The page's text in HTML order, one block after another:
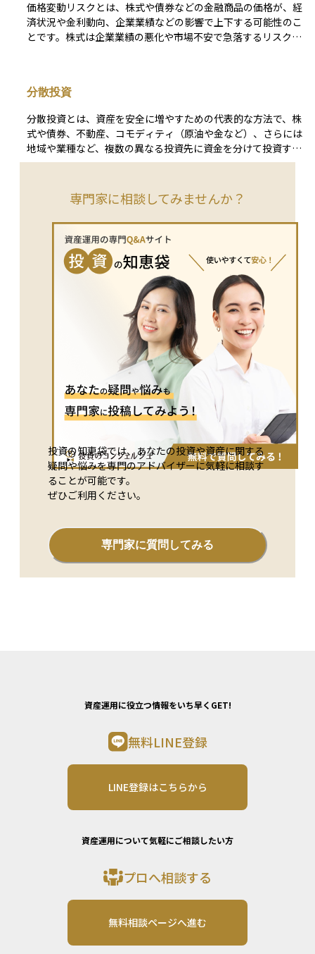
の間で広く活用されています。 こうしたリスクに備えるうえ
での基本は、ポートフォリオ全体の分散です。業種や地域、格
付けの異なる債券を組み合わせることで、特定の発行体の信用
に見える一方で、信用力が低いため、景気後退時などには価格
が大きく下落するリスクを抱えています。リスクを抑えたい局
面では、投資適格債へのシフトやデュレーションの短縮、さら
にCDSなどを活用した部分的なヘッジといった対策が有効で
す。 投資判断においては、「高い利回りは信用リスクの対価
である」という原則を常に意識する必要があります。期待され
価格変動リスクに見合っているかどうか。こうした視点で冷静
に比較検討を行うことが、長期的に安定した債券運用につなが
る第一歩となります。
位置づけられます。劣後債には、シニア劣後債とジュニア劣後
債があり、ジュニア劣後債の方がさらに弁済順位が低いため、
リスクが高くなる傾向にあります。 特に、金融機関が発行す
本として算入できるため、自己資本比率を向上させる手段とし
て利用されています。ただし、AT1債（追加的Tier 1債）は発
行体の財務状況によって利息の支払いが停止される可能性もあ
るため、リスクが高くなります。 投資家にとっては、高い利
回りの魅力がある一方で、発行体の信用リスクや市場環境を十
分に考慮した慎重な判断が求められる金融商品です。また、流
価格変動リスクとは、株式や債券などの金融商品の価格が、経
済状況や金利動向、企業業績などの影響で上下する可能性のこ
とです。株式は企業業績の悪化や市場不安で急落するリスクが
生じます。ただし、満期まで保有すれば額面通りに償還される
分散投資
分散投資とは、資産を安全に増やすための代表的な方法で、株
式や債券、不動産、コモディティ（原油や金など）、さらには
地域や業種など、複数の異なる投資先に資金を分けて投資する
戦略です。 例えば、特定の国の株式市場が大きく下落した場
ば、全体としての損失を軽減できます。このように、資金を一
カ所に集中させるよりも値動きの影響が分散されるため、長期
的にはより安定したリターンが期待できます。 ただし、あら
ゆるリスクが消えるわけではなく、世界全体の経済状況が悪化
すれば同時に下落するケースもあるため、投資を行う際は目標
や投資期間、リスク許容度を考慮したうえで、計画的に実行す
専門家に相談してみませんか？
投資の知恵袋では、あなたの投資や資産に関する
疑問や悩みを専門のアドバイザーに気軽に相談す
ることが可能です。
ぜひご利用ください。
専門家に質問してみる
資産運用に役立つ情報をいち早くGET!
無料LINE登録
LINE登録はこちらから
資産運用について気軽にご相談したい方
プロへ相談する
無料相談ページへ進む